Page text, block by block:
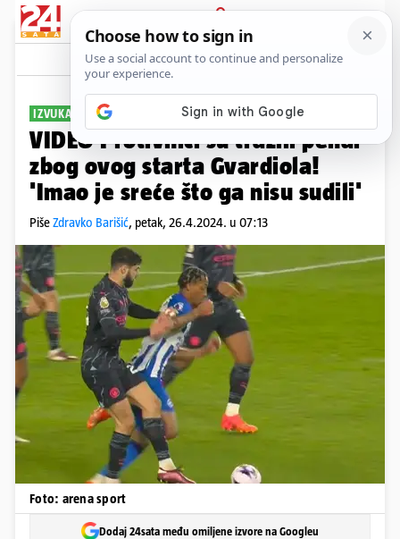
PRIJAVA
Sport Komentari
IZVUKAO SE
VIDEO Protivnici su tražili penal
zbog ovog starta Gvardiola!
'Imao je sreće što ga nisu sudili'
PišeZdravko Barišić, petak, 26.4.2024. u 07:13
Foto: arena sport
Dodaj 24sata među omiljene izvore na Googleu